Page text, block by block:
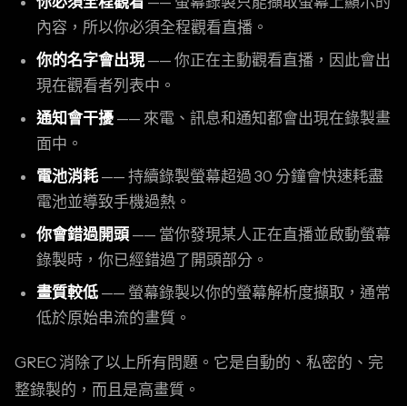
內容，所以你必須全程觀看直播。
你的名字會出現—— 你正在主動觀看直播，因此會出
現在觀看者列表中。
通知會干擾 —— 來電、訊息和通知都會出現在錄製畫
面中。
電池消耗 —— 持續錄製螢幕超過 30 分鐘會快速耗盡
電池並導致手機過熱。
你會錯過開頭 —— 當你發現某人正在直播並啟動螢幕
錄製時，你已經錯過了開頭部分。
畫質較低 —— 螢幕錄製以你的螢幕解析度擷取，通常
低於原始串流的畫質。
GREC 消除了以上所有問題。它是自動的、私密的、完
整錄製的，而且是高畫質。